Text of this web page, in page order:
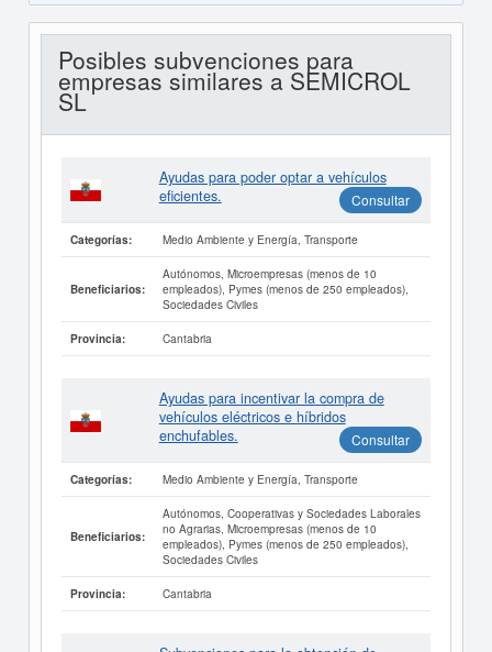
Posibles subvenciones para
empresas similares a SEMICROL
SL
Ayudas para poder optar a vehículos
eficientes.
Consultar
Categorías: Medio Ambiente y Energía, Transporte
Beneficiarios:
Autónomos, Microempresas (menos de 10
empleados), Pymes (menos de 250 empleados),
Sociedades Civiles
Provincia: Cantabria
Ayudas para incentivar la compra de
vehículos eléctricos e híbridos
enchufables.
Consultar
Categorías: Medio Ambiente y Energía, Transporte
Beneficiarios:
Autónomos, Cooperativas y Sociedades Laborales
no Agrarias, Microempresas (menos de 10
empleados), Pymes (menos de 250 empleados),
Sociedades Civiles
Provincia: Cantabria